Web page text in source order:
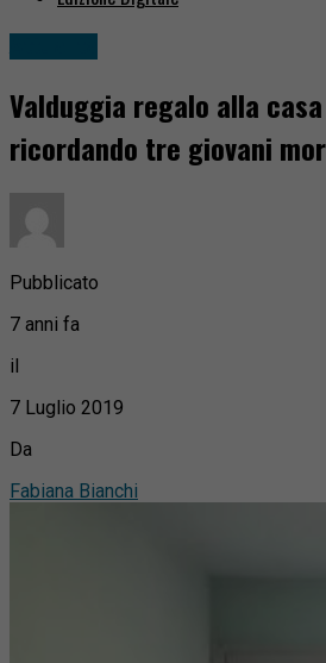
Valduggia regalo alla
ricordando tre giovani
Pubblicato
7 anni fa
il
7 Luglio 2019
Da
Fabiana Bianchi